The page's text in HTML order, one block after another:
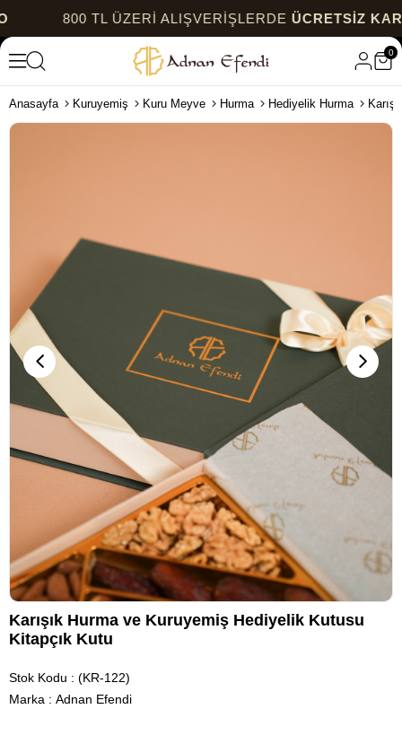
TL ÜZERİ ALIŞVERİŞLERDEÜCRETSİZ KARGO
0
Anasayfa Kuruyemiş Kuru Meyve Hurma Hediyelik Hurma
Karışık Hurma ve Kuruyemiş Hediyelik Kutusu
Kitapçık Kutu
Stok Kodu
(KR-122)
Marka : Adnan Efendi